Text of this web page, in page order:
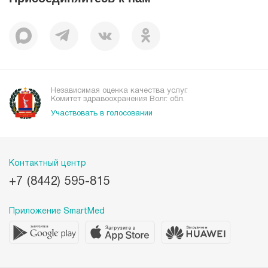
Независимая оценка качества услуг.
Комитет здравоохранения Волг. обл.
Участвовать в голосовании
Контактный центр
+7 (8442) 595-815
Приложение SmartMed